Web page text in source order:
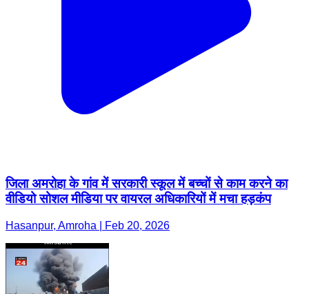
जिला अमरोहा के गांव में सरकारी स्कूल में बच्चों से काम करने का
वीडियो सोशल मीडिया पर वायरल अधिकारियों में मचा हड़कंप
Hasanpur, Amroha | Feb 20, 2026